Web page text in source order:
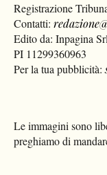
Registrazione
Contatti:
Edito da: Inpagina
PI 11299360963
Per la tua pubblicità:
Le immagini sono
preghiamo di